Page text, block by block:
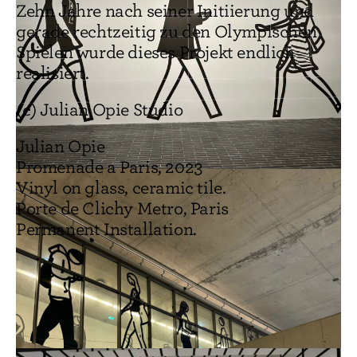
Zehn Jahre nach seiner Initiierung und
gerade rechtzeitig zu den Olympischen
Spielen wurde dieses Projekt endlich
realisiert.
(c) Julian Opie Studio
Julian Opie
Promenade a Paris, 2023
Vinyl on glass, ceramic tile.
Porte de Clichy Metro, Paris
Permanent Installation.